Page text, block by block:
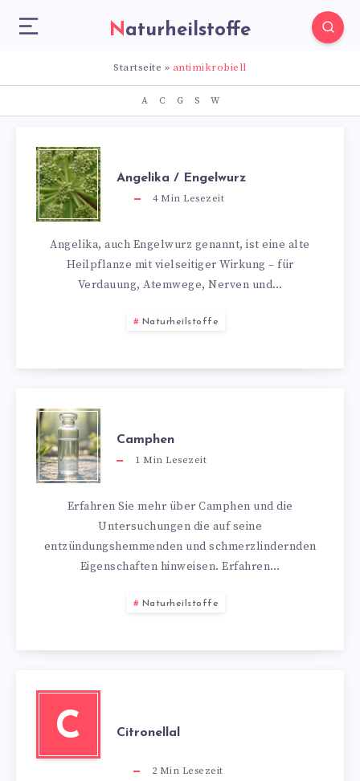
Naturheilstoffe
Startseite » antimikrobiell
A C G S W
Angelika / Engelwurz
4Min Lesezeit
Angelika, auch Engelwurz genannt, ist eine alte
Heilpflanze mit vielseitiger Wirkung – für
Verdauung, Atemwege, Nerven und…
Naturheilstoffe
Camphen
1 Min Lesezeit
Erfahren Sie mehr über Camphen und die
Untersuchungen die auf seine
entzündungshemmenden und schmerzlindernden
Eigenschaften hinweisen. Erfahren…
Naturheilstoffe
C Citronellal
2 Min Lesezeit